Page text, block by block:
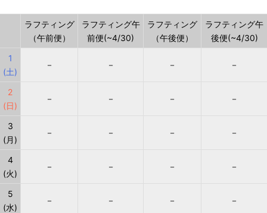
す
ラフティング
（午前便）
ラフティング午
前便(~4/30)
ラフティング
（午後便）
ラフティング午
後便(~4/30)
1
(土)
－ － － －
2
(日)
－ － － －
3
(月)
－ － － －
4
(火)
－ － － －
5
(水)
－ － － －